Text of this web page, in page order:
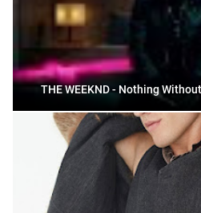
THE WEEKND - Nothing